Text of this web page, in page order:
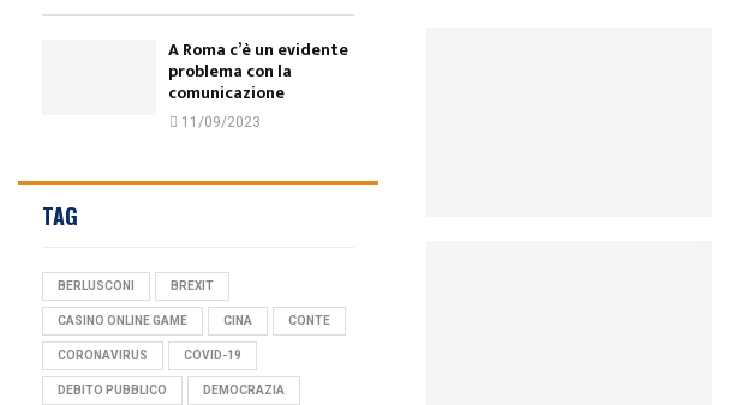
A Roma c’è un evidente
problema con la
comunicazione
11/09/2023
TAG
BERLUSCONI BREXIT
CASINO ONLINE GAME CINA CONTE
CORONAVIRUS COVID-19
DEBITO PUBBLICO DEMOCRAZIA